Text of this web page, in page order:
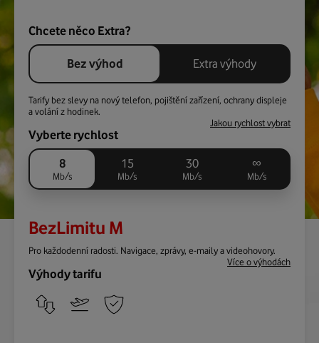
Chcete něco Extra?
Bez výhod Extra výhody
Tarify bez slevy na nový telefon, pojištění zařízení, ochrany displeje
a volání z hodinek.
Vyberte rychlost
Jakou rychlost vybrat
8
Mb/s
15
Mb/s
30
Mb/s
∞
Mb/s
BezLimitu M
Pro každodenní radosti. Navigace, zprávy, e-maily a videohovory.
Výhody tarifu
Více o výhodách